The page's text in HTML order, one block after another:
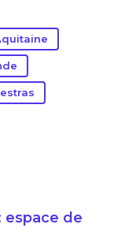
espace de